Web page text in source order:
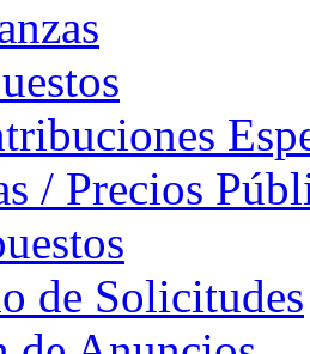
/ Precios
de Solicitudes